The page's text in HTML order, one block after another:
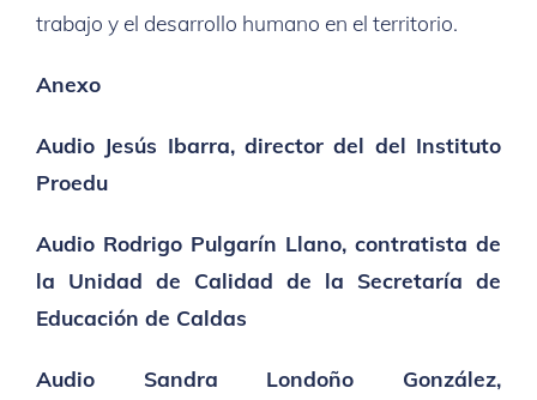
trabajo y el desarrollo humano en el territorio.
Anexo
Audio Jesús Ibarra, director del del Instituto
Proedu
Audio Rodrigo Pulgarín Llano, contratista de
la Unidad de Calidad de la Secretaría de
Educación de Caldas
Audio Sandra Londoño González,